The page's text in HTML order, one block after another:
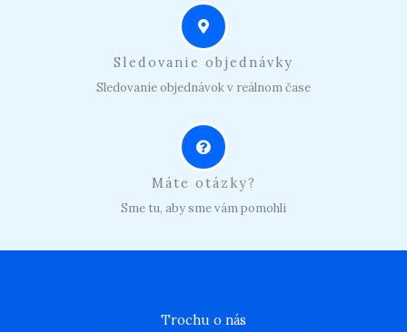
Sledovanie objednávky
Sledovanie objednávok v reálnom čase
Máte otázky?
Sme tu, aby sme vám pomohli
Trochu o nás